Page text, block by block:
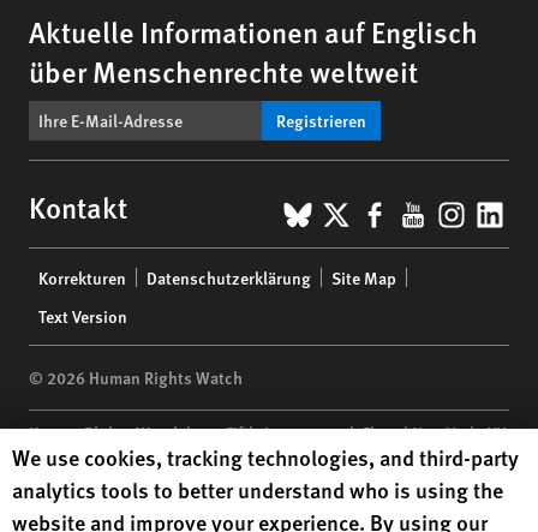
Aktuelle Informationen auf Englisch
über Menschenrechte weltweit
Registrieren
Kontakt BlueSky
X Facebook
YouTube
menu
Korrekturen Datenschutzerklärung
Site Map
Text Version
© 2026 Human Rights Watch
Human Rights Watch| 350 Fifth Avenue, 34th Floor | New York,NY
10118-3299USA|t 1.212.290.4700
Human Rights Watchis a 501(C)(3) nonprofit registered in the US
under EIN: 13-2875808
Human Rights Watch cookie preferences
We use cookies, tracking technologies, and third-party
analytics tools to better understand who is using the
website and improve your experience. By using our